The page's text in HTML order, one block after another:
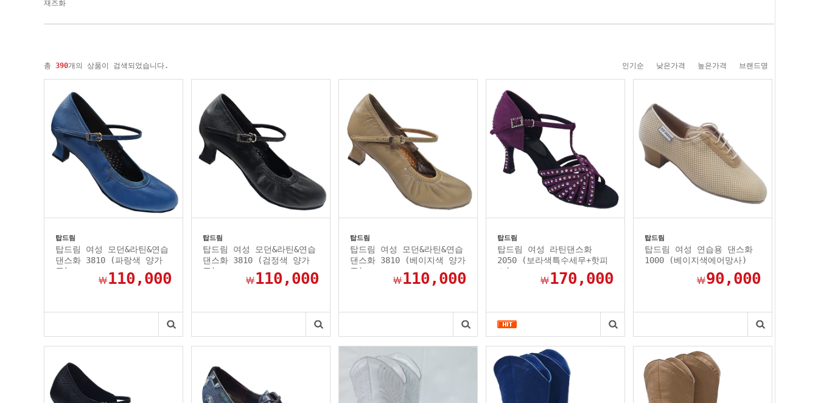
재즈화
총 390개의 상품이 검색되었습니다. 인기순 낮은가격 높은가격 브랜드명
탑드림
탑드림 여성 모던&라틴&연습
댄스화 3810 (파랑색 양가
죽)
￦110,000
탑드림
탑드림 여성 모던&라틴&연습
댄스화 3810 (검정색 양가
죽)
￦110,000
탑드림
탑드림 여성 모던&라틴&연습
댄스화 3810 (베이지색 양가
죽)
￦110,000
탑드림
탑드림 여성 라틴댄스화
2050 (보라색특수세무+핫피
스)
￦170,000
탑드림
탑드림 여성 연습용 댄스화
1000 (베이지색에어망사)
￦90,000